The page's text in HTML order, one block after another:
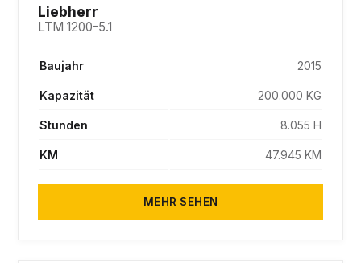
Liebherr
LTM 1200-5.1
Baujahr 2015
Kapazität 200.000 KG
Stunden 8.055 H
KM 47.945 KM
MEHR SEHEN